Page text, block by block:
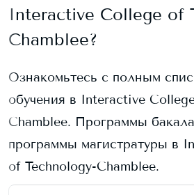
Interactive College of
Chamblee?
Ознакомьтесь с полным
обучения в Interactive
Chamblee. Программы
программы магистратуры в
of Technology-Chamblee.